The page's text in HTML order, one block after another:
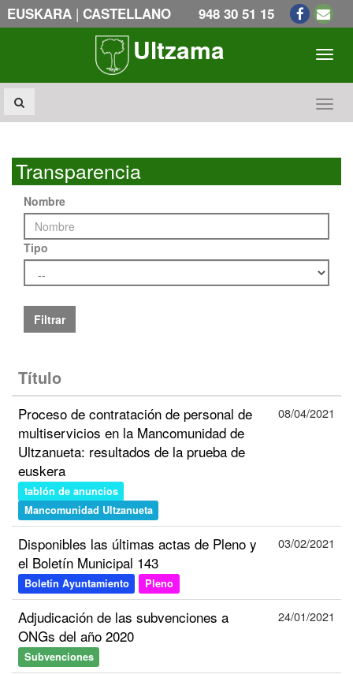
EUSKARA | CASTELLANO 948 30 51 15
Ultzama
Transparencia
Nombre
Tipo
Filtrar
Título
Proceso de contratación de personal de
multiservicios en la Mancomunidad de
Ultzanueta: resultados de la prueba de
euskera
tablón de anuncios
Mancomunidad Ultzanueta
08/04/2021
Disponibles las últimas actas de Pleno y
el Boletín Municipal 143
Boletín Ayuntamiento Pleno
03/02/2021
Adjudicación de las subvenciones a
ONGs del año 2020
Subvenciones
24/01/2021